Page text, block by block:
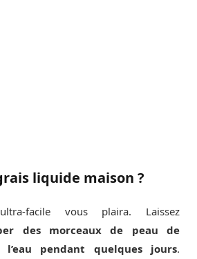
liquide maison ?
facile vous plaira. Laissez
des morceaux de peau de
pendant quelques jours.